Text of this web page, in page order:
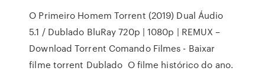
O Primeiro Homem Torrent (2019) Dual Áudio
5.1 / Dublado BluRay 720p | 1080p | REMUX –
Download Torrent Comando Filmes - Baixar
filme torrent Dublado O filme histórico do ano.